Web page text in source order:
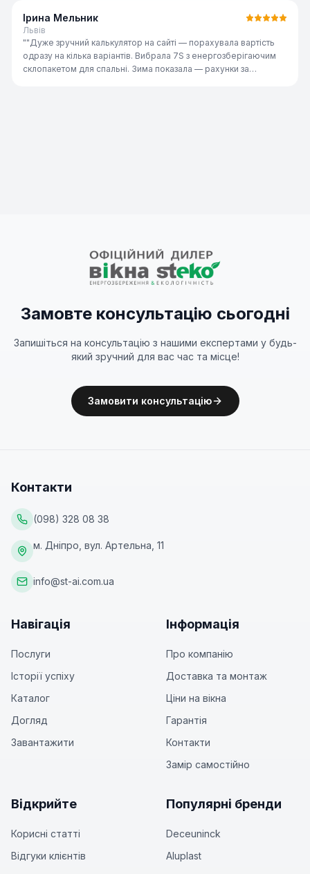
Ірина Мельник
Львів
""Дуже зручний калькулятор на сайті — порахувала вартість
одразу на кілька варіантів. Вибрала 7S з енергозберігаючим
склопакетом для спальні. Зима показала — рахунки за
Замовте консультацію сьогодні
Запишіться на консультацію з нашими експертами у будь-
який зручний для вас час та місце!
Замовити консультацію
Контакти
(098) 328 08 38
м. Дніпро, вул. Артельна, 11
info@st-ai.com.ua
Навігація
Послуги
Історії успіху
Каталог
Догляд
Завантажити
Інформація
Про компанію
Доставка та монтаж
Ціни на вікна
Гарантія
Контакти
Замір самостійно
Відкрийте
Корисні статті
Відгуки клієнтів
Популярні бренди
Deceuninck
Aluplast